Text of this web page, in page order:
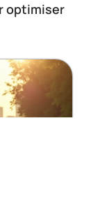
optimiser